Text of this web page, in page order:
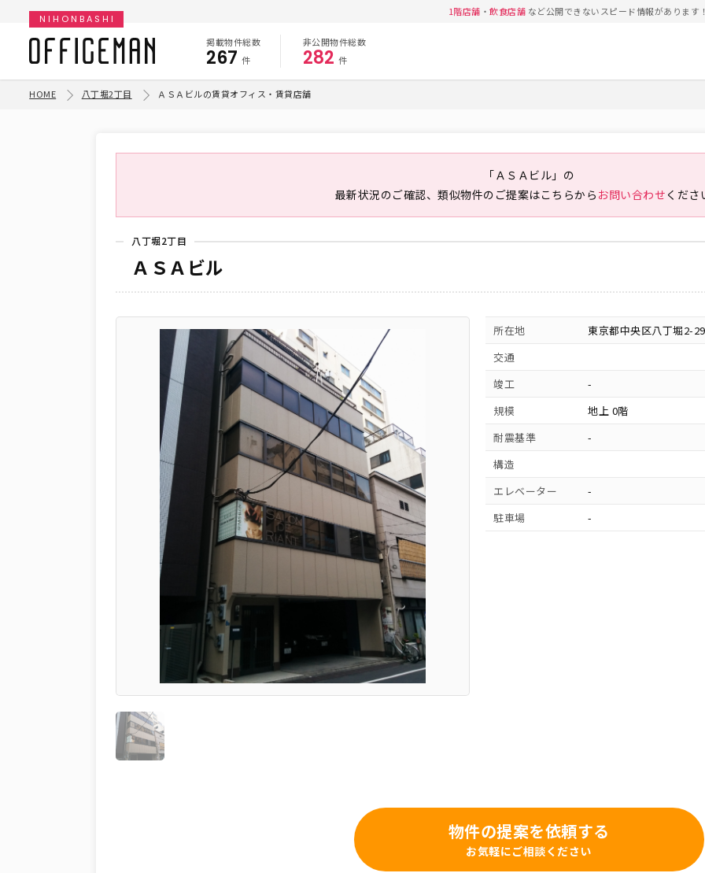
1階店舗 ・飲食店舗 など公開できないスピード情報がありま
NIHONBASHI
掲載物件総数
267 件
非公開物件総数
282 件
HOME 八丁堀2丁目 ＡＳＡビルの賃貸オフィス・賃貸店舗
「ＡＳＡビル」の
最新状況のご確認、類似物件のご提案はこちらから お問い合わせ くださ
八丁堀2丁目
ＡＳＡビル
所在地
東京都中央区八丁堀2-
交通
竣工
-
規模
地上 0階
耐震基準
-
構造
エレベーター
-
駐車場
-
物件の提案を依頼する
お気軽にご相談ください